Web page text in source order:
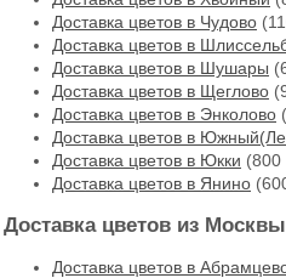
Доставка цветов в Чудово
Доставка цветов в
Доставка цветов в Шушары
Доставка цветов в Щеглово
Доставка цветов в Энколово
Доставка цветов в
Доставка цветов в Юкки (800
Доставка цветов в Янино
Доставка цветов из
Доставка цветов в